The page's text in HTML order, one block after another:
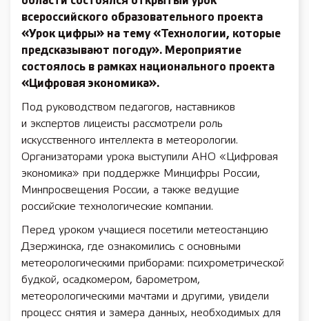
всероссийского образовательного проекта
«Урок цифры» на тему «Технологии, которые
предсказывают погоду». Мероприятие
состоялось в рамках национального проекта
«Цифровая экономика».
Под руководством педагогов, наставников
и экспертов лицеисты рассмотрели роль
искусственного интеллекта в метеорологии.
Организаторами урока выступили АНО «Цифровая
экономика» при поддержке Минцифры России,
Минпросвещения России, а также ведущие
российские технологические компании.
Перед уроком учащиеся посетили метеостанцию
Дзержинска, где ознакомились с основными
метеорологическими приборами: психрометрической
будкой, осадкомером, барометром,
метеорологическими мачтами и другими, увидели
процесс снятия и замера данных, необходимых для